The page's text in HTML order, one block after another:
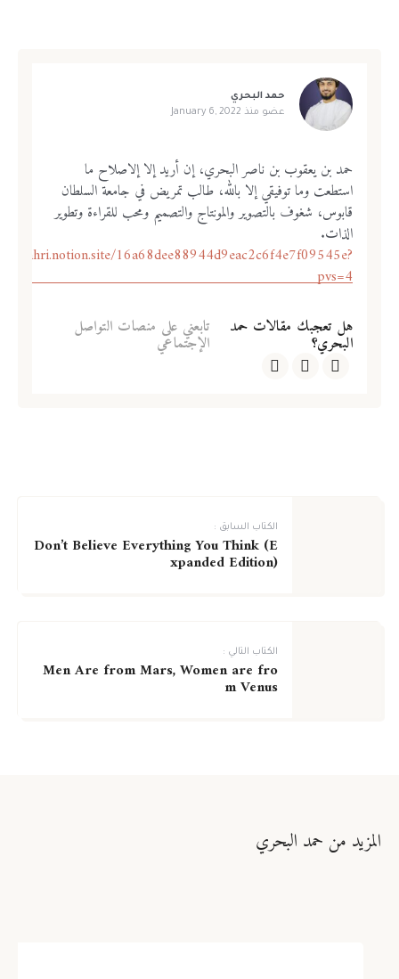
حمد البحري
عضو منذ January 6, 2022
حمد بن يعقوب بن ناصر البحري، إن أريد إلا إلاصلاح ما
استطعت وما توفيقي إلا بالله، طالب تمريض في جامعة السلطان
قابوس، شغوف بالتصوير والمونتاج والتصميم ومحب للقراءة وتطوير
الذات.
16a68dee88944d9eac2c6f4e7f09545e?
pvs=4
هل تعجبك مقالات حمد
البحري؟
تابعني على منصات التواصل
الإجتماعي
Don’t Believe Everything You Think (E
xpanded Edition)
Men Are from Mars, Women are fro
m Venus